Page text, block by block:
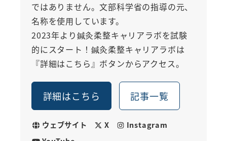
ではありません。文部科学省の指導の元、
名称を使用しています。
2023年より鍼灸柔整キャリアラボを試験
的にスタート！鍼灸柔整キャリアラボは
『詳細はこちら』ボタンからアクセス。
詳細はこちら 記事一覧
ウェブサイト X
Instagram